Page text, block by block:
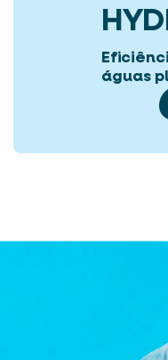
águas